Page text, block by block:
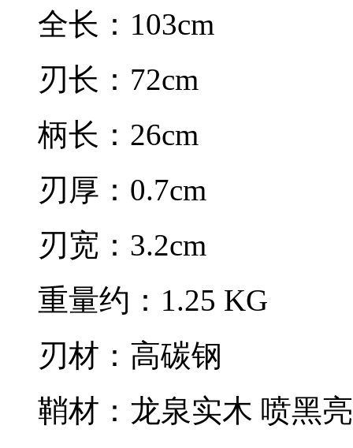
全长：103cm
刃长：72cm
柄长：26cm
刃厚：0.7cm
刃宽：3.2cm
重量约：1.25 KG
刃材：高碳钢
鞘材：龙泉实木 喷黑